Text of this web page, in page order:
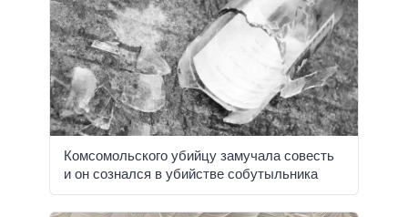
Комсомольского убийцу замучала совесть
и он сознался в убийстве собутыльника